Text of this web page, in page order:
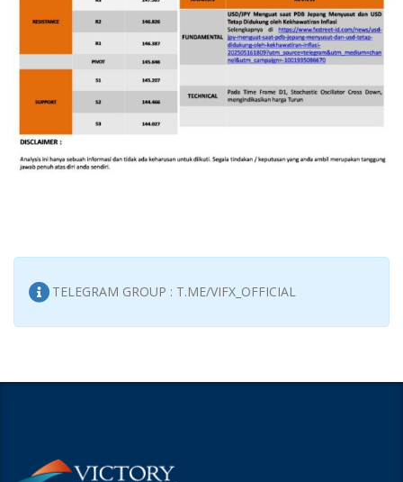
TELEGRAM GROUP : T.ME/VIFX_OFFICIAL